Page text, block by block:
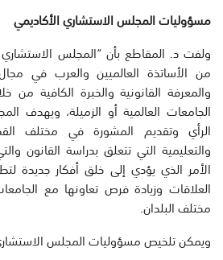
مسؤوليات المجلس الاستشاري الأكاديمي
ولفت د. المقاطع بأن “المجلس
من الأساتذة العالميين والعرب في
والمعرفة القانونية والخبرة الكافية من
الجامعات العالمية أو الزميلة، ويهدف
الرأي وتقديم المشورة في مختلف
والتعليمية التي تتعلق بدراسة القانون
الأمر الذي يؤدي إلى خلق أفكار جديدة
العلاقات وزيادة فرص تعاونها مع
مختلف البلدان.
ويمكن تلخيص مسؤوليات المجلس